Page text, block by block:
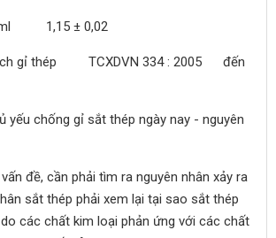
1,15 ± 0,02
gỉ thép TCXDVN 334 : 2005 đến
yếu chống gỉ sắt thép ngày nay - nguyên
đề, cần phải tìm ra nguyên nhân xảy ra
sắt thép phải xem lại tại sao sắt thép
các chất kim loại phản ứng với các chất